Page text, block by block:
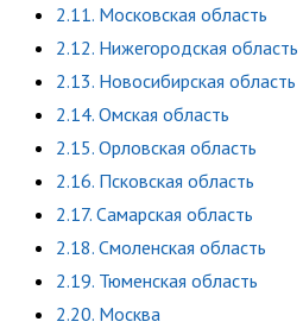
2.11. Московская область
2.12. Нижегородская область
2.13. Новосибирская область
2.14. Омская область
2.15. Орловская область
2.16. Псковская область
2.17. Самарская область
2.18. Смоленская область
2.19. Тюменская область
2.20. Москва